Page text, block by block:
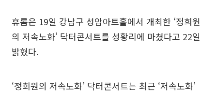
휴롬은 19일 강남구 성암아트홀에서 개최한 ‘정희원
의 저속노화’ 닥터콘서트를 성황리에 마쳤다고 22일
밝혔다.
‘정희원의 저속노화’ 닥터콘서트는 최근 ‘저속노화’